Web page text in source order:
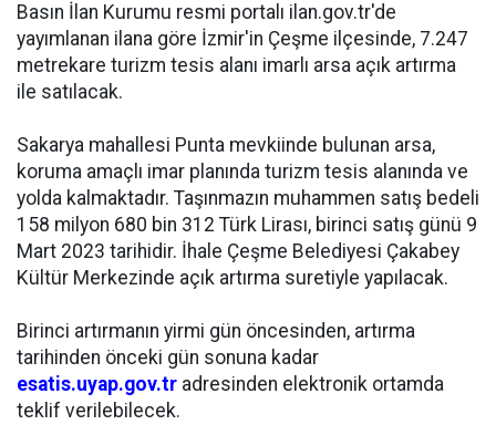
Basın İlan Kurumu resmi portalı ilan.gov.tr'de
yayımlanan ilana göre İzmir'in Çeşme ilçesinde, 7.247
metrekare turizm tesis alanı imarlı arsa açık artırma
ile satılacak.
Sakarya mahallesi Punta mevkiinde bulunan arsa,
koruma amaçlı imar planında turizm tesis alanında ve
yolda kalmaktadır. Taşınmazın muhammen satış bedeli
158 milyon 680 bin 312 Türk Lirası, birinci satış günü 9
Mart 2023 tarihidir. İhale Çeşme Belediyesi Çakabey
Kültür Merkezinde açık artırma suretiyle yapılacak.
Birinci artırmanın yirmi gün öncesinden, artırma
tarihinden önceki gün sonuna kadar
esatis.uyap.gov.tr adresinden elektronik ortamda
teklif verilebilecek.